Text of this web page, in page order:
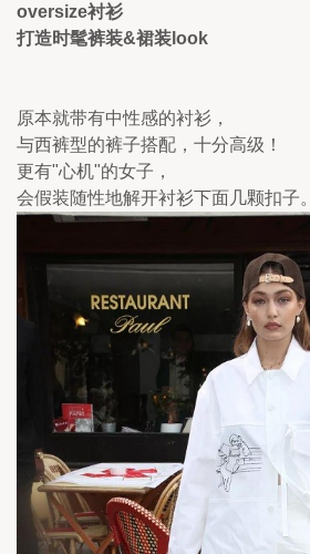
oversize衬衫
打造时髦裤装&裙装look
原本就带有中性感的衬衫，
与西裤型的裤子搭配，十分高级！
更有"心机"的女子，
会假装随性地解开衬衫下面几颗扣子。